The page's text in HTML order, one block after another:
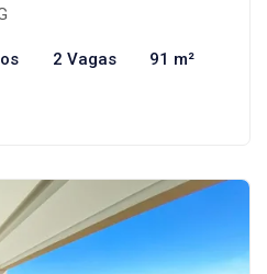
2 Vagas 91 m²